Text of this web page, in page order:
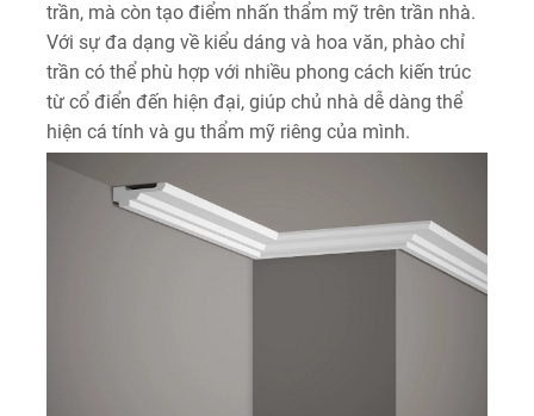
trần, mà còn tạo điểm nhấn thẩm mỹ trên trần nhà.
Với sự đa dạng về kiểu dáng và hoa văn, phào chỉ
trần có thể phù hợp với nhiều phong cách kiến trúc
từ cổ điển đến hiện đại, giúp chủ nhà dễ dàng thể
hiện cá tính và gu thẩm mỹ riêng của mình.